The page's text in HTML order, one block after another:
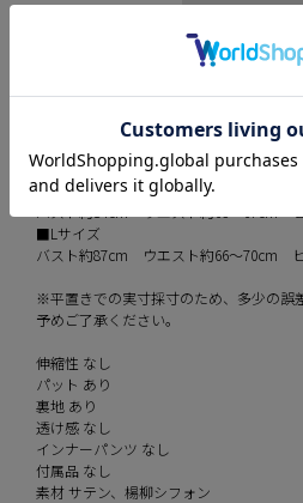
■XSサイズ
バスト約78cm ウエスト約57～61cm
バスト約81cm ウエスト約60～64cm
■Mサイズ
■Lサイズ
バスト約87cm ウエスト約66～70cm
※平置きでの実寸採寸のため、多少の誤
予めご了承ください。
伸縮性 なし
パット あり
裏地 あり
透け感 なし
インナーパンツ なし
付属品 なし
素材 サテン、楊柳シフォン